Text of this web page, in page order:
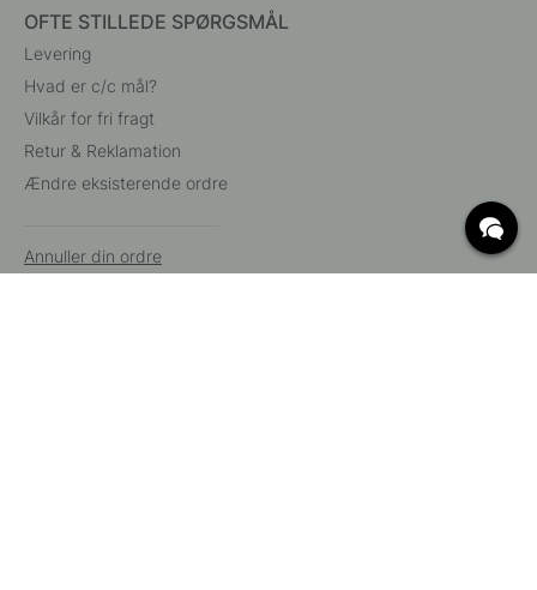
OFTE STILLEDE SPØRGSMÅL
Levering
Hvad er c/c mål?
Vilkår for fri fragt
Retur & Reklamation
Ændre eksisterende ordre
Annuller din ordre